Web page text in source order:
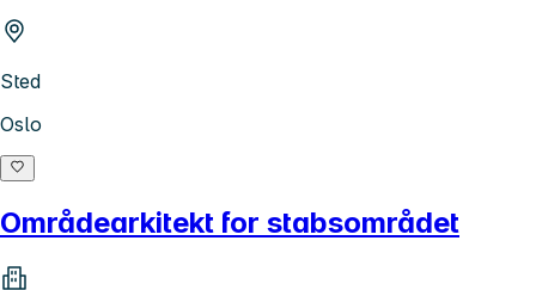
Sted
Oslo
Områdearkitekt for stabsområdet